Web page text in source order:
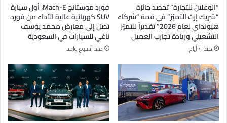
“الوعلان للتجارة” تحصد جائزة
“شريك إرث التميّز” في قمة “شركاء
هيونداي لعام 2026” تقديراً للتميّز
التشغيلي وريادة تجارب العميل
منذ 4 أيام
فورد موستانج Mach-E، أول سيارة
SUV كهربائية عالية الأداء من فورد،
تصل إلى معارض محمد يوسف
ناغي للسيارات في السعودية
منذ أسبوع واحد